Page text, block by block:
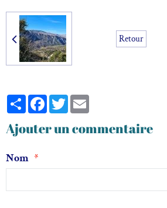
Retour
PartagerFacebook
Twitter
Ajouter un commentaire
Nom